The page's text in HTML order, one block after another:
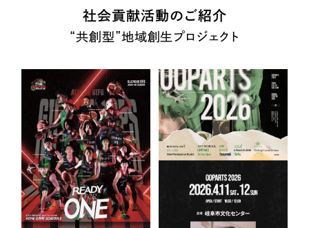
社会貢献活動のご紹介
“共創型”地域創生プロジェクト